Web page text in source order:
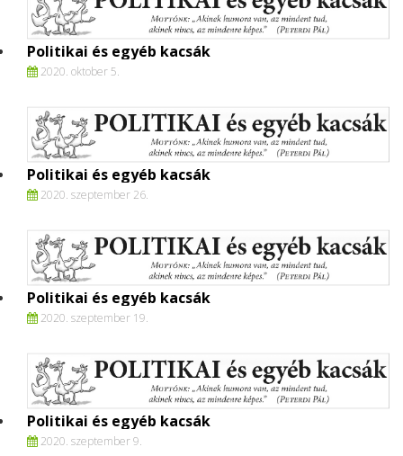
Politikai és egyéb kacsák
2020. oktober 5.
Politikai és egyéb kacsák
2020. szeptember 26.
Politikai és egyéb kacsák
2020. szeptember 19.
Politikai és egyéb kacsák
2020. szeptember 9.